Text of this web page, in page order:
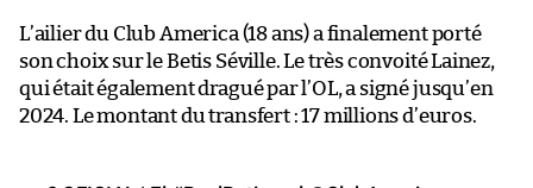
L’ailier du Club America (18 ans) a finalement porté
son choix sur le Betis Séville. Le très convoité Lainez,
qui était également dragué par l’OL, a signé jusqu’en
2024. Le montant du transfert : 17 millions d’euros.